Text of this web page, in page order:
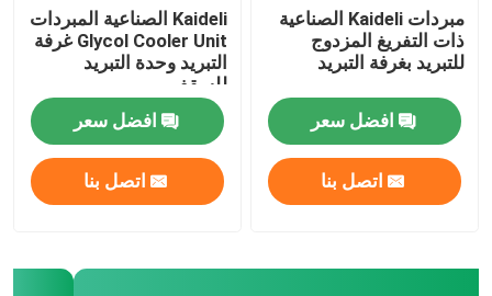
وحدة تكثيف غرفة الفريزر
وحدة تكثيف التمرير
مستقبل سائل أفقي
مبردات Kaideli الصناعية
ذات التفريغ المزدوج
للتبريد بغرفة التبريد
افضل سعر
اتصل بنا
Kaideli الصناعية المبردات
Glycol Cooler Unit غرفة
التبريد وحدة التبريد
للسقف
افضل سعر
اتصل بنا